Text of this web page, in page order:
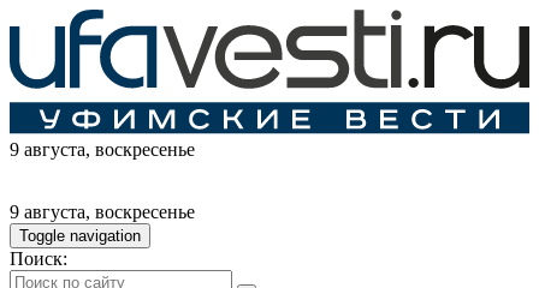
9 августа, воскресенье
9 августа, воскресенье
Toggle navigation
Поиск: